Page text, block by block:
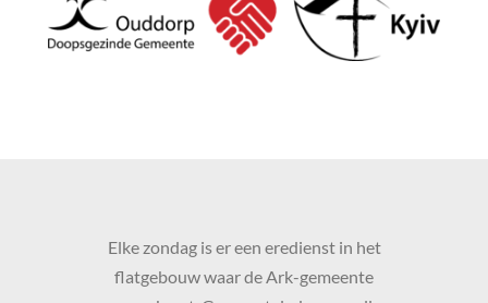
Elke zondag is er een eredienst in het
flatgebouw waar de Ark-gemeente